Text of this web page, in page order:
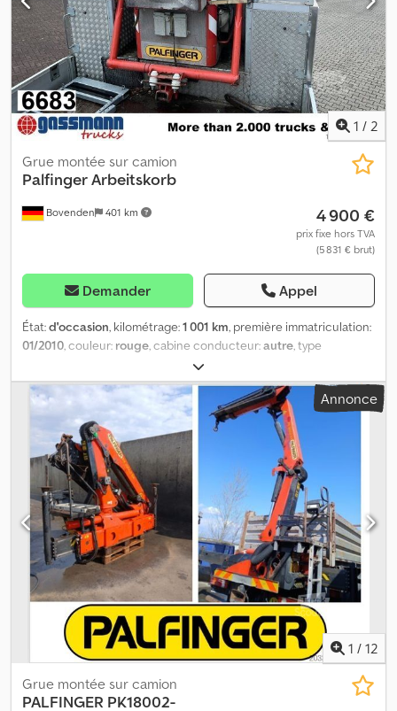
1 / 2
Bovenden 401 km
Grue montée sur camion
PalfingerArbeitskorb
4 900 €
prix fixe hors TVA
(5 831 € brut)
Demander Appel
État:d'occasion, kilométrage:1 001 km, première immatriculation:
01/2010, couleur: rouge, cabine conducteur:autre, type
, Année de construction:
véhicule : Bovenden, arrêt d'urgence. Crjdpornt Eujfx Algef
Superstructure : nacelle de travail avec arrêt d'urgence.
INFORMATIONS SUR LES ACCESSOIRES SANS GARANTIE, sous
réserve de modifications, de vente intermédiaire et d'erreurs !
Annonce
1 / 12
Grue montée sur camion
PALFINGER PK18002-